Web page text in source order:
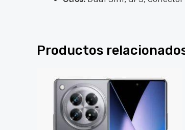
Productos